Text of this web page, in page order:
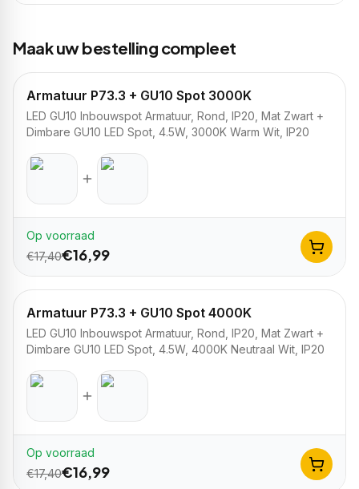
Maak uw bestelling compleet
Armatuur P73.3 + GU10 Spot 3000K
LED GU10 Inbouwspot Armatuur, Rond, IP20, Mat Zwart +
Dimbare GU10 LED Spot, 4.5W, 3000K Warm Wit, IP20
Op voorraad
€17,40€16,99
Armatuur P73.3 + GU10 Spot 4000K
LED GU10 Inbouwspot Armatuur, Rond, IP20, Mat Zwart +
Dimbare GU10 LED Spot, 4.5W, 4000K Neutraal Wit, IP20
Op voorraad
€17,40€16,99